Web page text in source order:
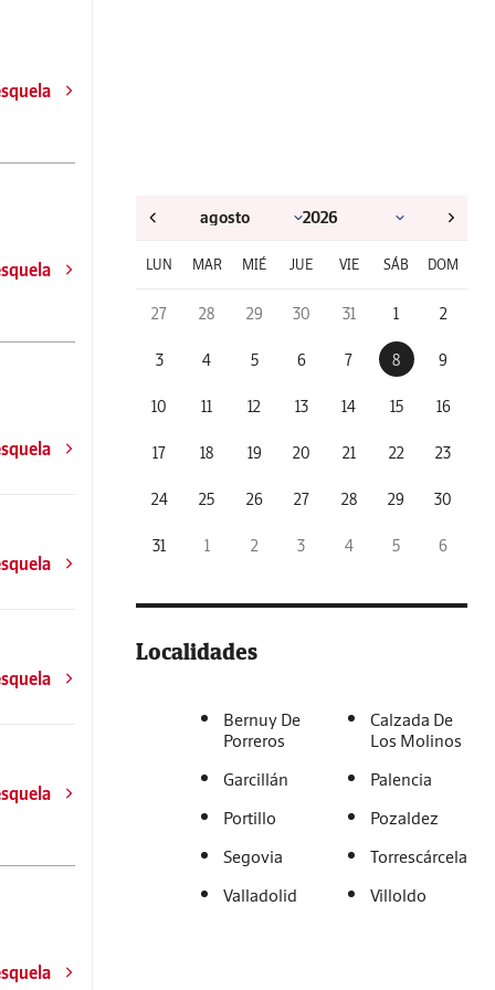
LUN MAR MIÉ JUE VIE SÁB DOM
27 28 29 30 31 1 2
3 4 5 6 7 8 9
10 11 12 13 14 15 16
17 18 19 20 21 22 23
24 25 26 27 28 29 30
31 1 2 3 4 5 6
Localidades
Bernuy De
Porreros
Calzada De
Los Molinos
Garcillán
Palencia
Portillo
Pozaldez
Segovia
Torrescárcela
Valladolid
Villoldo